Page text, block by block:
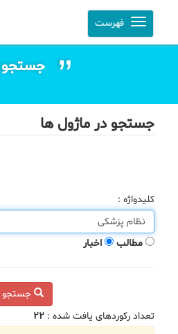
فهرست
جستجو
جستجو در ماژول ها
کلیدواژه :
مطالب اخبار
تعداد رکوردهای یافت شده :
۲۲